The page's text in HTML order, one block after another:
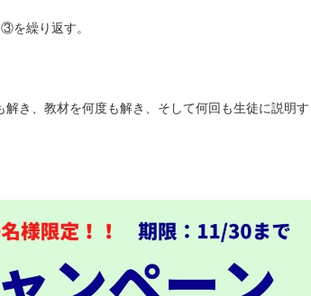
繰り返す。
き、教材を何度も解き、そして何回も生徒に説明す